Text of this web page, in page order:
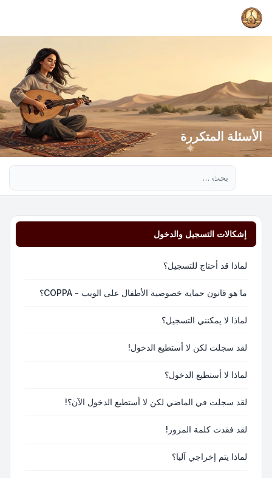
الأسئلة المتكررة
إشكالات التسجيل والدخول
لماذا قد أحتاج للتسجيل؟
ما هو قانون حماية خصوصية الأطفال على الويب - COPPA؟
لماذا لا يمكنني التسجيل؟
لقد سجلت لكن لا أستطيع الدخول!
لماذا لا أستطيع الدخول؟
لقد سجلت في الماضي لكن لا أستطيع الدخول الآن؟!
لقد فقدت كلمة المرور!
لماذا يتم إخراجي آليا؟